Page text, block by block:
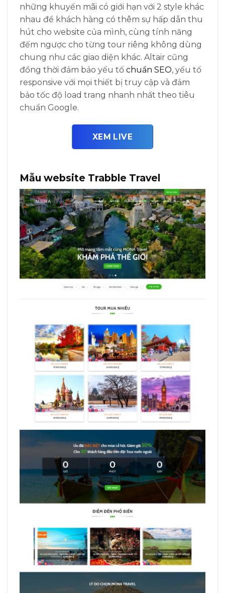
những khuyến mãi có giới hạn với 2 style khác
nhau để khách hàng có thêm sự hấp dẫn thu
hút cho website của mình, cùng tính năng
đếm ngược cho từng tour riêng không dùng
chung như các giao diện khác. Altair cũng
đồng thời đảm bảo yếu tố chuẩn SEO, yếu tố
responsive với mọi thiết bị truy cập và đảm
bảo tốc độ load trang nhanh nhất theo tiêu
chuẩn Google.
XEM LIVE
Mẫu website Trabble Travel